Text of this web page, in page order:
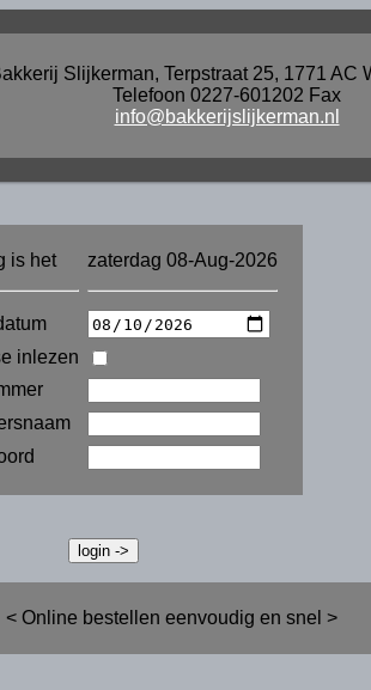
Slijkerman, Terpstraat 25, 1771 AC
Telefoon 0227-601202 Fax
info@bakkerijslijkerman.nl
is het zaterdag 08-Aug-2026
inlezen
< Online bestellen eenvoudig en snel >